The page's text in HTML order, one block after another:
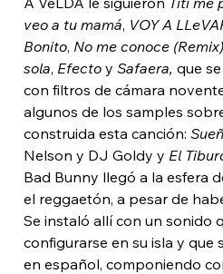
veo a tu mamá, VOY A
Bonito, No me conoce (Remix)
sola, Efecto y Safaera, que
con filtros de cámara
algunos de los samples
construida esta canción:
Nelson y DJ Goldy y El
Bad Bunny llegó a la esfera
el reggaetón, a pesar de
Se instaló allí con un sonido
configurarse en su isla y que
en español, componiendo